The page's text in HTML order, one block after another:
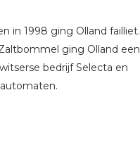
in 1998 ging Olland failliet.
ging Olland een
bedrijf Selecta en